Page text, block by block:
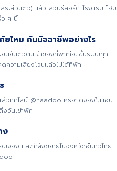
ะส่วนตัว) แล้ว ส่วนรีสอร์ต โรงแรม โฮม
ว ๆ นี้
ไหม กันมิจฉาชีพอย่างไร
นยันตัวตนเจ้าของที่พักก่อนขึ้นระบบทุก
ความเสี่ยงโอนแล้วไม่ได้ที่พัก
ล้วทักไลน์ @haadoo หรือกดจองในแอป
งวันเข้าพัก
ง
จอง และกำลังขยายไปจังหวัดอื่นทั่วไทย